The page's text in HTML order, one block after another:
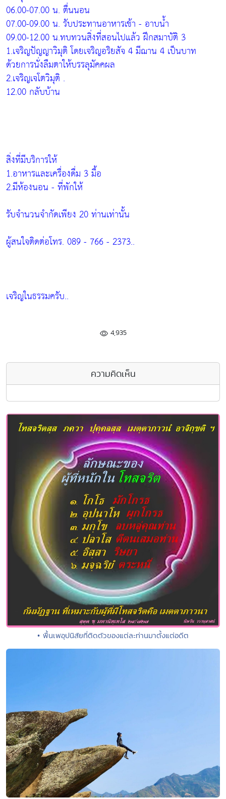
06.00-07.00 น. ตื่นนอน
07.00-09.00 น. รับประทานอาหารเช้า - อาบน้ำ
09.00-12.00 น.ทบทวนสิ่งที่สอนไปแล้ว ฝึกสมาบัติ 3
1.เจริญปัญญาวิมุติ โดยเจริญอริยสัจ 4 มีฌาน 4 เป็นบาท
ด้วยการนั่งลืมตาให้บรรลุมัคคผล
2.เจริญเจโตวิมุติ .
12.00 กลับบ้าน
สิ่งที่มีบริการให้
1.อาหารและเครื่องดื่ม 3 มื้อ
2.มีห้องนอน - ที่พักให้
รับจำนวนจำกัดเพียง 20 ท่านเท่านั้น
ผู้สนใจติดต่อโทร. 089 - 766 - 2373..
เจริญในธรรมครับ..
4,935
ความคิดเห็น
• พื้นเพอุปนิสัยที่ติดตัวของแต่ละท่านมาตั้งแต่อดีต